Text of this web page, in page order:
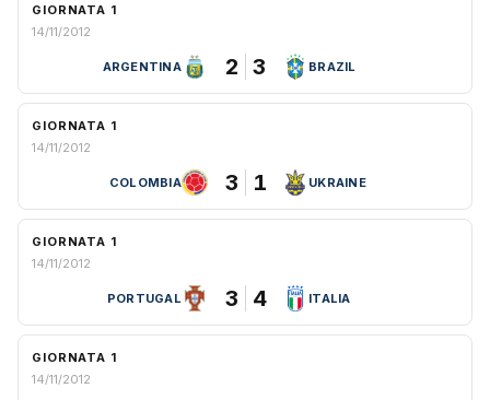
GIORNATA 1
14/11/2012
ARGENTINA 2 3 BRAZIL
GIORNATA 1
14/11/2012
COLOMBIA 3 1 UKRAINE
GIORNATA 1
14/11/2012
PORTUGAL 3 4 ITALIA
GIORNATA 1
14/11/2012